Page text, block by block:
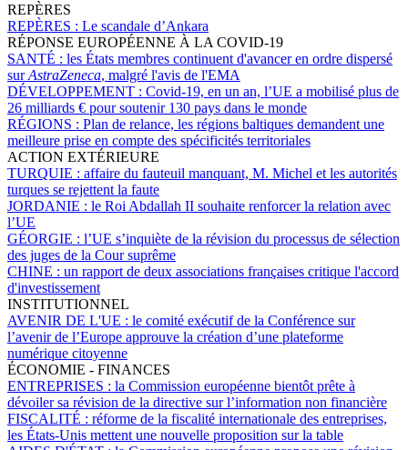
REPÈRES
REPÈRES : Le scandale d’Ankara
RÉPONSE EUROPÉENNE À LA COVID-19
SANTÉ : les États membres continuent d'avancer en ordre dispersé
surAstraZeneca, malgré l'avis de l'EMA
DÉVELOPPEMENT : Covid-19, en un an, l’UE a mobilisé plus de
26 milliards € pour soutenir 130 pays dans le monde
RÉGIONS : Plan de relance, les régions baltiques demandent une
meilleure prise en compte des spécificités territoriales
ACTION EXTÉRIEURE
TURQUIE : affaire du fauteuil manquant, M. Michel et les autorités
turques se rejettent la faute
JORDANIE : le Roi Abdallah II souhaite renforcer la relation avec
l’UE
GÉORGIE : l’UE s’inquiète de la révision du processus de sélection
des juges de la Cour suprême
CHINE : un rapport de deux associations françaises critique l'accord
d'investissement
INSTITUTIONNEL
AVENIR DE L'UE : le comité exécutif de la Conférence sur
l’avenir de l’Europe approuve la création d’une plateforme
numérique citoyenne
ÉCONOMIE - FINANCES
ENTREPRISES : la Commission européenne bientôt prête à
dévoiler sa révision de la directive sur l’information non financière
FISCALITÉ : réforme de la fiscalité internationale des entreprises,
les États-Unis mettent une nouvelle proposition sur la table